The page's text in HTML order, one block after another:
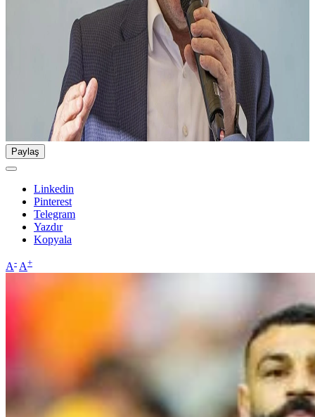
Paylaş
Linkedin
Pinterest
Telegram
Yazdır
Kopyala
A- A+